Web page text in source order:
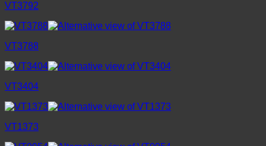
VT3792
VT3788
VT3404
VT1373